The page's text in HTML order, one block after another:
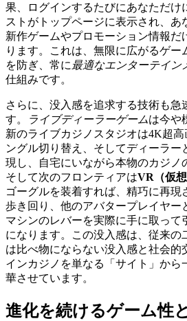
果、ログインするたびにあなただけ
ストがトップページに表示され、あ
新作ゲームやプロモーション情報だ
ります。これは、無限に広がるゲー
を防ぎ、常に 最適なエンターテイン
仕組みです。
さらに、没入感を追求する技術も急
す。
ライブディーラーゲームは今や
新のライブカジノスタジオは4K超
ングル切り替え、そしてディーラー
現し、自宅にいながら本物のカジノ
そして次のフロンティアはVR（仮
ゴーグルを装着すれば、精巧に再現
歩き回り、他のアバタープレイヤー
マシンのレバーを実際に手に取って
になります。この没入感は、従来の
は比べ物にならない没入感と社会的
インカジノを単なる「サイト」から
華させています。
進化を続けるゲーム性